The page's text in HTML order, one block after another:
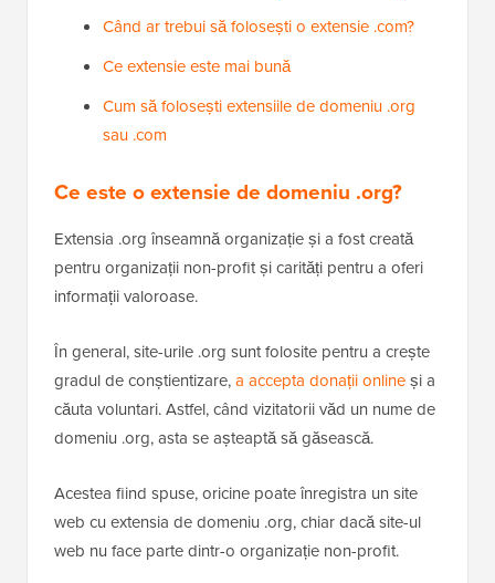
Când ar trebui să folosești o extensie .com?
Ce extensie este mai bună
Cum să folosești extensiile de domeniu .org
sau .com
Ce este o extensie de domeniu .org?
Extensia .org înseamnă organizație și a fost creată
pentru organizații non-profit și carități pentru a oferi
informații valoroase.
În general, site-urile .org sunt folosite pentru a crește
gradul de conștientizare,a accepta donații onlineși a
căuta voluntari. Astfel, când vizitatorii văd un nume de
domeniu .org, asta se așteaptă să găsească.
Acestea fiind spuse, oricine poate înregistra un site
web cu extensia de domeniu .org, chiar dacă site-ul
web nu face parte dintr-o organizație non-profit.